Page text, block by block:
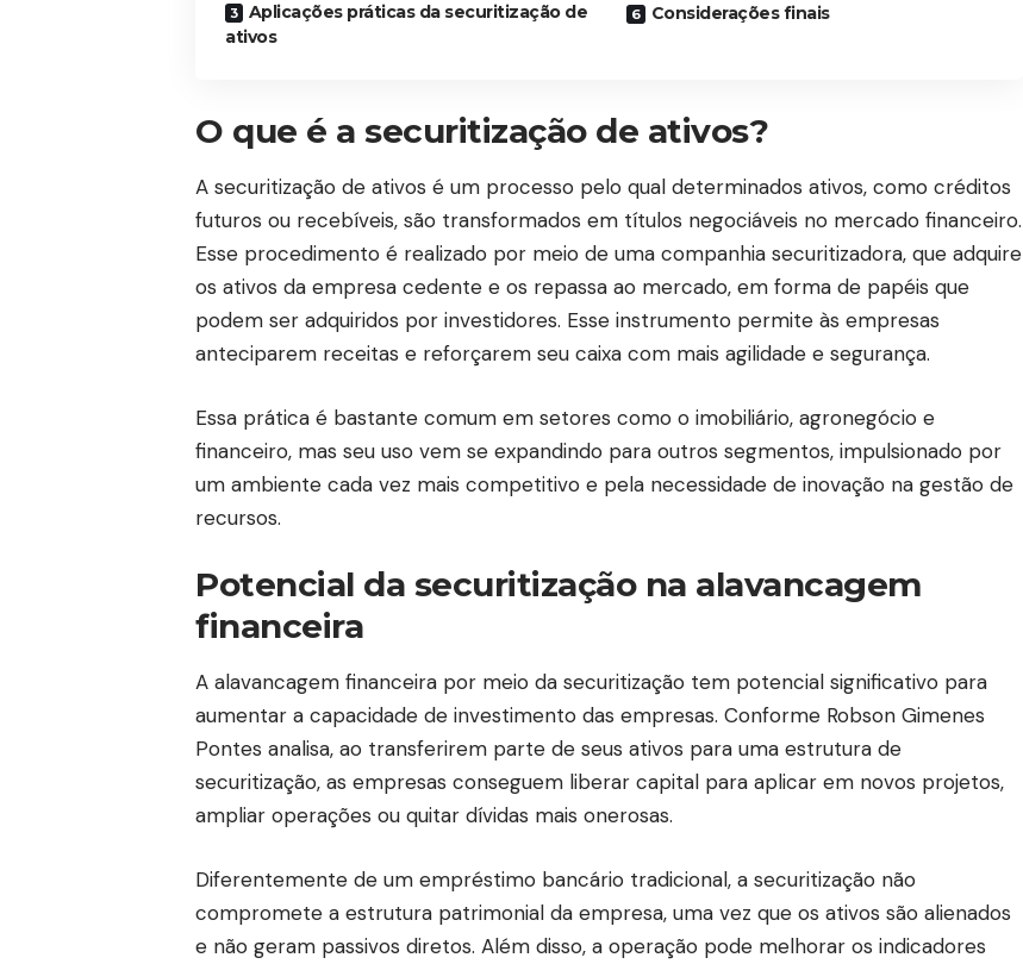
Aplicações práticas da securitização de
ativos
Considerações finais
O que é a securitização de ativos?
A securitização de ativos é um processo pelo qual determinados ativos, como créditos
futuros ou recebíveis, são transformados em títulos negociáveis no mercado financeiro.
Esse procedimento é realizado por meio de uma companhia securitizadora, que adquire
os ativos da empresa cedente e os repassa ao mercado, em forma de papéis que
podem ser adquiridos por investidores. Esse instrumento permite às empresas
anteciparem receitas e reforçarem seu caixa com mais agilidade e segurança.
Essa prática é bastante comum em setores como o imobiliário, agronegócio e
financeiro, mas seu uso vem se expandindo para outros segmentos, impulsionado por
um ambiente cada vez mais competitivo e pela necessidade de inovação na gestão de
recursos.
Potencial da securitização na alavancagem
financeira
A alavancagem financeira por meio da securitização tem potencial significativo para
aumentar a capacidade de investimento das empresas. Conforme Robson Gimenes
Pontes analisa, ao transferirem parte de seus ativos para uma estrutura de
securitização, as empresas conseguem liberar capital para aplicar em novos projetos,
ampliar operações ou quitar dívidas mais onerosas.
Diferentemente de um empréstimo bancário tradicional, a securitização não
compromete a estrutura patrimonial da empresa, uma vez que os ativos são alienados
e não geram passivos diretos. Além disso, a operação pode melhorar os indicadores